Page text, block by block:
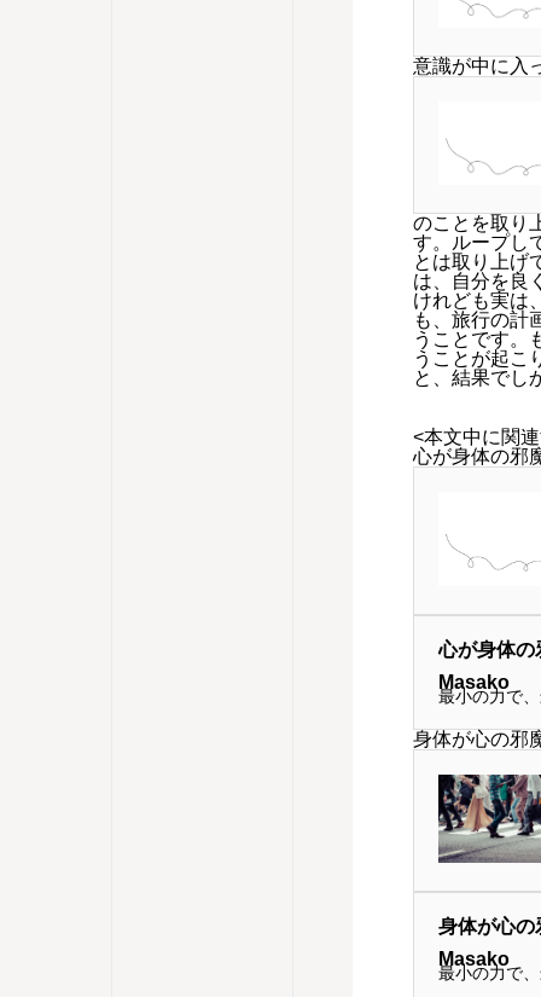
意識が中に入
のことを取り
す。ループし
とは取り上げ
は、自分を良
けれども実は
も、旅行の計
うことです。
うことが起こ
と、結果でし
<本文中に関
心が身体の邪
心が身体
Masako
最小の力で
身体が心の邪
身体が心
Masako
最小の力で